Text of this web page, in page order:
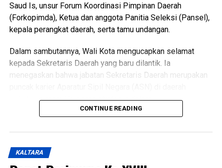
Saud Is, unsur Forum Koordinasi Pimpinan Daerah
(Forkopimda), Ketua dan anggota Panitia Seleksi (Pansel),
kepala perangkat daerah, serta tamu undangan.
Dalam sambutannya, Wali Kota mengucapkan selamat
kepada Sekretaris Daerah yang baru dilantik. Ia
menegaskan bahwa jabatan Sekretaris Daerah merupakan
sekaligus memiliki peran strategis dalam
mengoordinasikan jalannya pemerintahan.
Dijelaskan Wali Kota, pengangkatan Sekretaris Daerah
ketentuan. Ia juga menyampaikan apresiasi kepada Panitia
CONTINUE READING
KALTARA